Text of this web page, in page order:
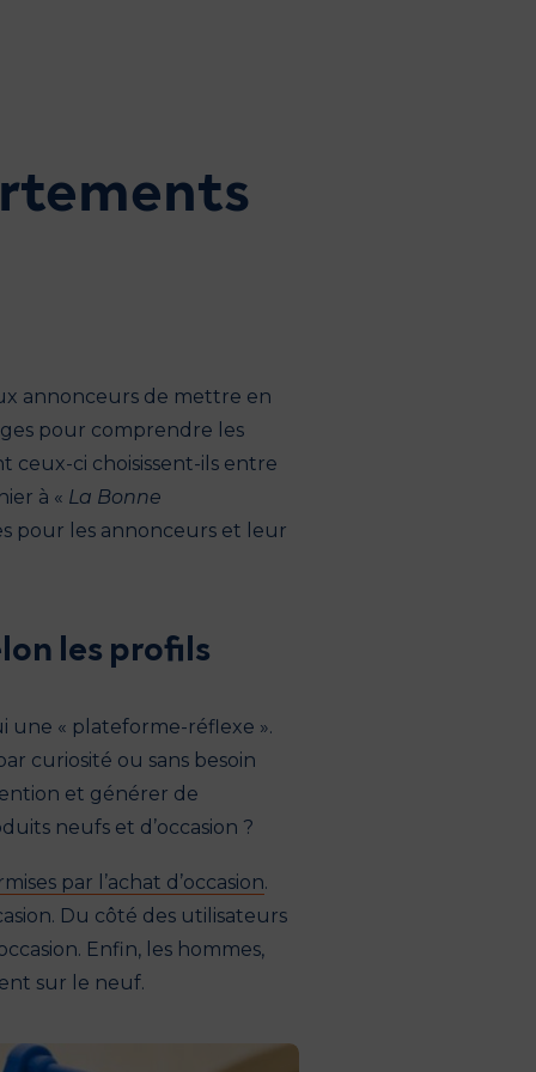
annonceurs de mettre en
pour comprendre les
ceux-ci choisissent-ils entre
à « La Bonne
pour les annonceurs et leur
les profils
une « plateforme-réflexe ».
curiosité ou sans besoin
et générer de
neufs et d’occasion ?
par l’achat d’occasion.
Du côté des utilisateurs
Enfin, les hommes,
sur le neuf.